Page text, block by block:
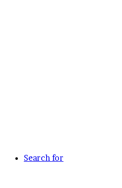
Search for